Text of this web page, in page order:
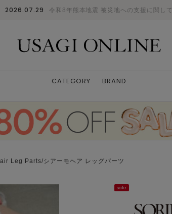
2026.07.29 令和8年熊本地震 被災地への支援に関して
CATEGORY BRAND
Leg Parts/シアーモヘア レッグパーツ
sale
model 172cm 着用サイズ 38